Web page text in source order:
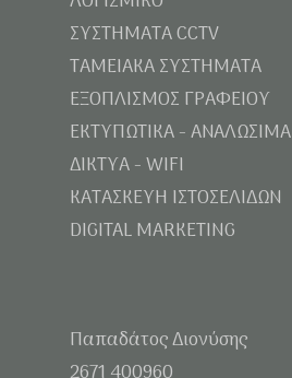
ΣΥΣΤΗΜΑΤΑ CCTV
ΤΑΜΕΙΑΚΑ ΣΥΣΤΗΜΑΤΑ
ΕΞΟΠΛΙΣΜΟΣ ΓΡΑΦΕΙΟΥ
ΕΚΤΥΠΩΤΙΚΑ - ΑΝΑΛΩΣΙΜΑ
ΔΙΚΤΥΑ - WIFI
ΚΑΤΑΣΚΕΥΗ ΙΣΤΟΣΕΛΙΔΩΝ
DIGITAL MARKETING
Παπαδάτος Διονύσης